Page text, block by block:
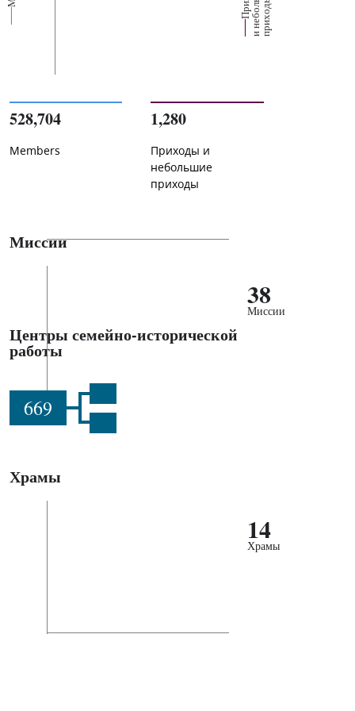
х
ь
ы
528,704
Members
1,280
Приходы и
небольшие
приходы
Миссии
38
Миссии
Центры семейно-исторической
работы
669
Храмы
14
Храмы